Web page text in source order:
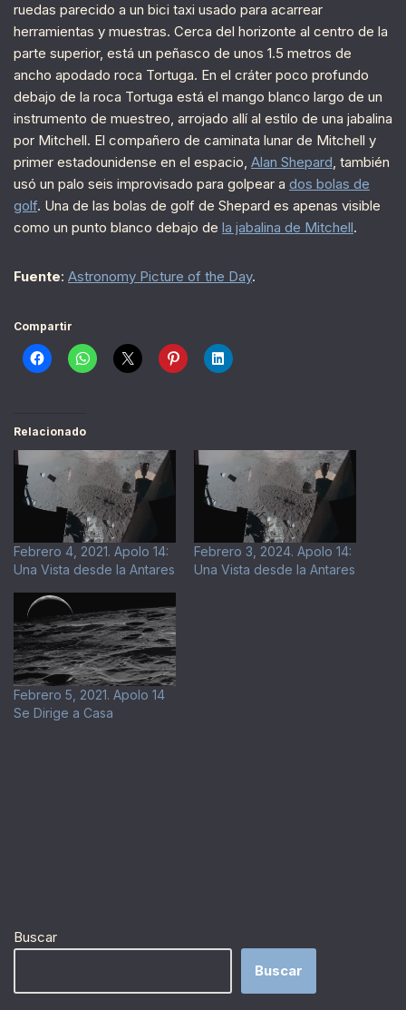
ruedas parecido a un bici taxi usado para acarrear
herramientas y muestras. Cerca del horizonte al centro de la
parte superior, está un peñasco de unos 1.5 metros de
ancho apodado roca Tortuga. En el cráter poco profundo
debajo de la roca Tortuga está el mango blanco largo de un
instrumento de muestreo, arrojado allí al estilo de una jabalina
por Mitchell. El compañero de caminata lunar de Mitchell y
primer estadounidense en el espacio, Alan Shepard, también
usó un palo seis improvisado para golpear a dos bolas de
golf. Una de las bolas de golf de Shepard es apenas visible
como un punto blanco debajo de la jabalina de Mitchell.
Fuente: Astronomy Picture of the Day.
Compartir
Relacionado
Febrero 4, 2021. Apolo 14:
Una Vista desde la Antares
Febrero 3, 2024. Apolo 14:
Una Vista desde la Antares
Febrero 5, 2021. Apolo 14
Se Dirige a Casa
Buscar
Buscar